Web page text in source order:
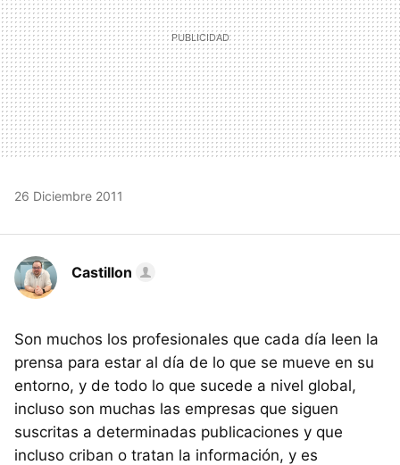
26 Diciembre 2011
Castillon
Son muchos los profesionales que cada día leen la
prensa para estar al día de lo que se mueve en su
entorno, y de todo lo que sucede a nivel global,
incluso son muchas las empresas que siguen
suscritas a determinadas publicaciones y que
incluso criban o tratan la información, y es